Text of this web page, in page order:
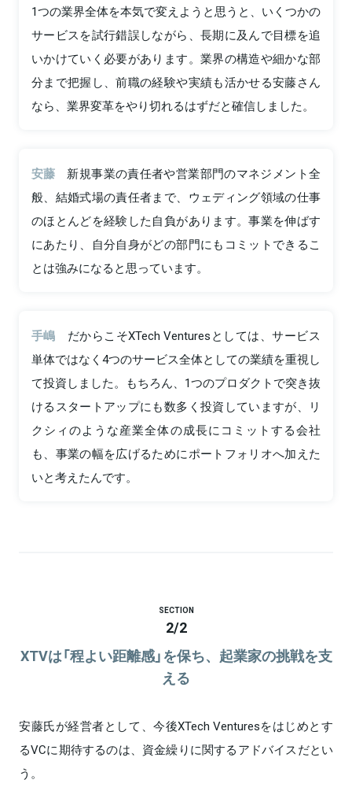
1つの業界全体を本気で変えようと思うと、いくつかの
サービスを試行錯誤しながら、長期に及んで目標を追
いかけていく必要があります。業界の構造や細かな部
分まで把握し、前職の経験や実績も活かせる安藤さん
なら、業界変革をやり切れるはずだと確信しました。
安藤
新規事業の責任者や営業部門のマネジメント全
般、結婚式場の責任者まで、ウェディング領域の仕事
のほとんどを経験した自負があります。事業を伸ばす
にあたり、自分自身がどの部門にもコミットできるこ
とは強みになると思っています。
手嶋
だからこそXTech Venturesとしては、サービス
単体ではなく4つのサービス全体としての業績を重視し
て投資しました。もちろん、1つのプロダクトで突き抜
けるスタートアップにも数多く投資していますが、リ
クシィのような産業全体の成長にコミットする会社
も、事業の幅を広げるためにポートフォリオへ加えた
いと考えたんです。
SECTION
2/2
XTVは「程よい距離感」を保ち、起業家の挑戦を支
える
安藤氏が経営者として、今後XTech Venturesをはじめとす
るVCに期待するのは、資金繰りに関するアドバイスだとい
う。